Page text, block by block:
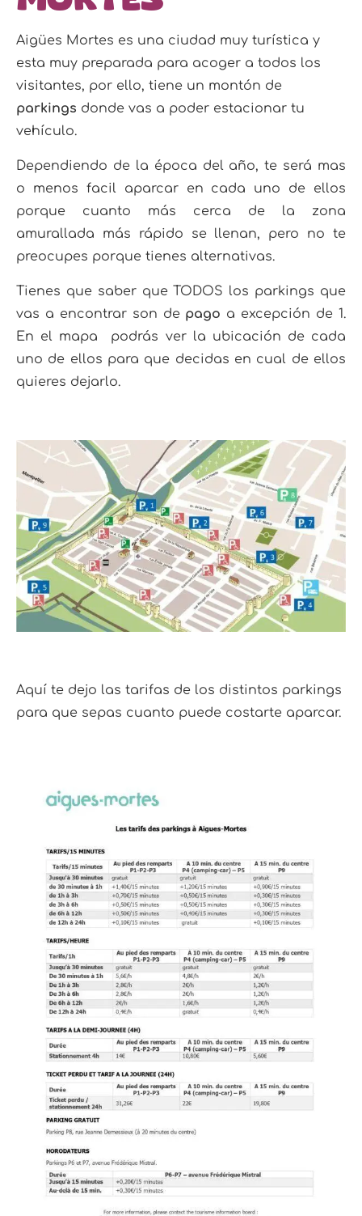
Aigües Mortes es una ciudad muy turística y
esta muy preparada para acoger a todos los
visitantes, por ello, tiene un montón de
parkings donde vas a poder estacionar tu
vehículo.
Dependiendo de la época del año, te será mas
o menos facil aparcar en cada uno de ellos
porque cuanto más cerca de la zona
amurallada más rápido se llenan, pero no te
preocupes porque tienes alternativas.
Tienes que saber que TODOS los parkings que
vas a encontrar son de pago a excepción de 1.
En el mapa podrás ver la ubicación de cada
uno de ellos para que decidas en cual de ellos
quieres dejarlo.
Aquí te dejo las tarifas de los distintos parkings
para que sepas cuanto puede costarte aparcar.